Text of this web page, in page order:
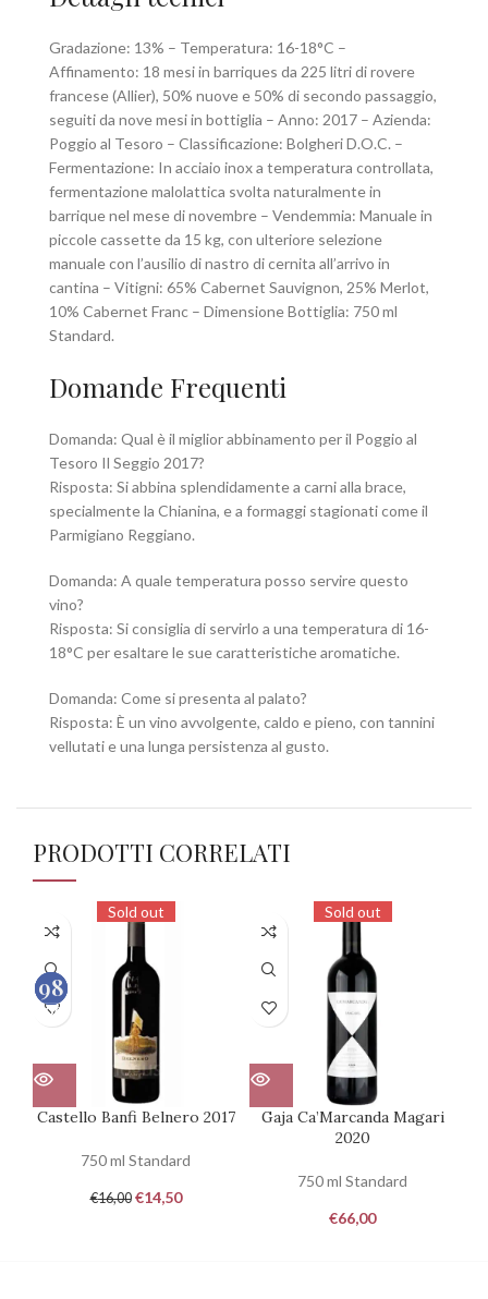
Gradazione: 13% – Temperatura: 16-18°C –
Affinamento: 18 mesi in barriques da 225 litri di rovere
francese (Allier), 50% nuove e 50% di secondo passaggio,
seguiti da nove mesi in bottiglia – Anno: 2017 – Azienda:
Poggio al Tesoro – Classificazione: Bolgheri D.O.C. –
Fermentazione: In acciaio inox a temperatura controllata,
fermentazione malolattica svolta naturalmente in
barrique nel mese di novembre – Vendemmia: Manuale in
piccole cassette da 15 kg, con ulteriore selezione
manuale con l’ausilio di nastro di cernita all’arrivo in
cantina – Vitigni: 65% Cabernet Sauvignon, 25% Merlot,
10% Cabernet Franc – Dimensione Bottiglia: 750 ml
Standard.
Domande Frequenti
Domanda: Qual è il miglior abbinamento per il Poggio al
Tesoro Il Seggio 2017?
Risposta: Si abbina splendidamente a carni alla brace,
specialmente la Chianina, e a formaggi stagionati come il
Parmigiano Reggiano.
Domanda: A quale temperatura posso servire questo
vino?
Risposta: Si consiglia di servirlo a una temperatura di 16-
18°C per esaltare le sue caratteristiche aromatiche.
Domanda: Come si presenta al palato?
Risposta: È un vino avvolgente, caldo e pieno, con tannini
vellutati e una lunga persistenza al gusto.
PRODOTTI CORRELATI
93
100
Sold out
Castello Banfi Belnero 2017
750 ml Standard
€16,00 €14,50
Sold out
Gaja Ca’Marcanda Magari
2020
750 ml Standard
€66,00
95
100
98
100